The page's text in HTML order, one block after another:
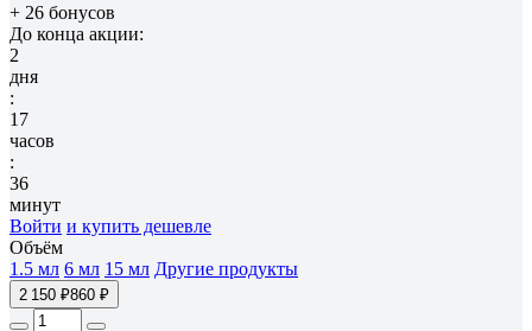
+ 26 бонусов
До конца акции:
2
дня
:
17
часов
:
36
минут
Войти и купить дешевле
Объём
1.5 мл 6 мл 15 мл Другие продукты
2 150 ₽860 ₽